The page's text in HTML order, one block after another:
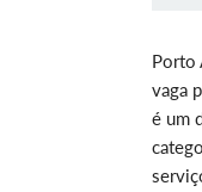
Porto
vaga
é um